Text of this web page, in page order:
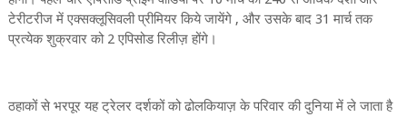
टेरीटरीज में एक्सक्लूसिवली प्रीमियर किये जायेंगे , और उसके बाद 31 मार्च तक
प्रत्येक शुक्रवार को 2 एपिसोड रिलीज़ होंगे।
ठहाकों से भरपूर यह ट्रेलर दर्शकों को ढोलकियाज़ के परिवार की दुनिया में ले जाता है